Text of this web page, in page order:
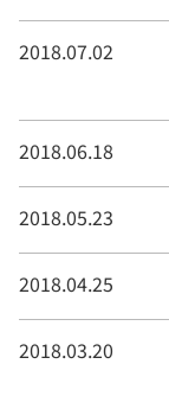
2018.07.02
2018.06.18
2018.05.23
2018.04.25
2018.03.20